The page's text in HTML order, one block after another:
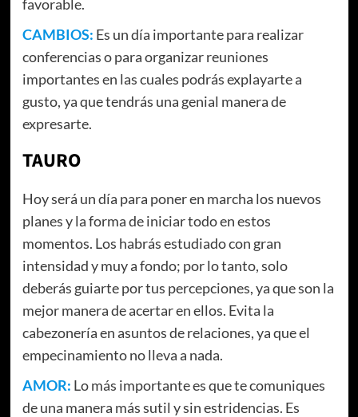
favorable.
CAMBIOS: Es un día importante para realizar
conferencias o para organizar reuniones
importantes en las cuales podrás explayarte a
gusto, ya que tendrás una genial manera de
expresarte.
TAURO
Hoy será un día para poner en marcha los nuevos
planes y la forma de iniciar todo en estos
momentos. Los habrás estudiado con gran
intensidad y muy a fondo; por lo tanto, solo
deberás guiarte por tus percepciones, ya que son la
mejor manera de acertar en ellos. Evita la
cabezonería en asuntos de relaciones, ya que el
empecinamiento no lleva a nada.
AMOR: Lo más importante es que te comuniques
de una manera más sutil y sin estridencias. Es